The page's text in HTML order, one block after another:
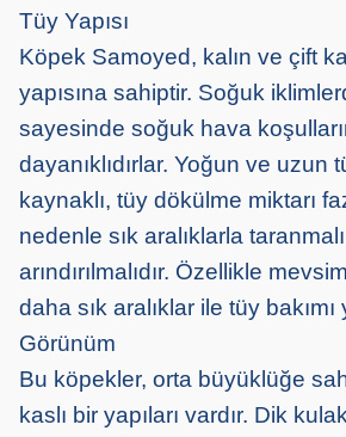
Tüy Yapısı
Köpek Samoyed, kalın ve çift
yapısına sahiptir. Soğuk
sayesinde soğuk hava
dayanıklıdırlar. Yoğun ve uzun
kaynaklı, tüy dökülme miktarı
nedenle sık aralıklarla
arındırılmalıdır. Özellikle
daha sık aralıklar ile tüy bakımı
Görünüm
Bu köpekler, orta büyüklüğe
kaslı bir yapıları vardır. Dik